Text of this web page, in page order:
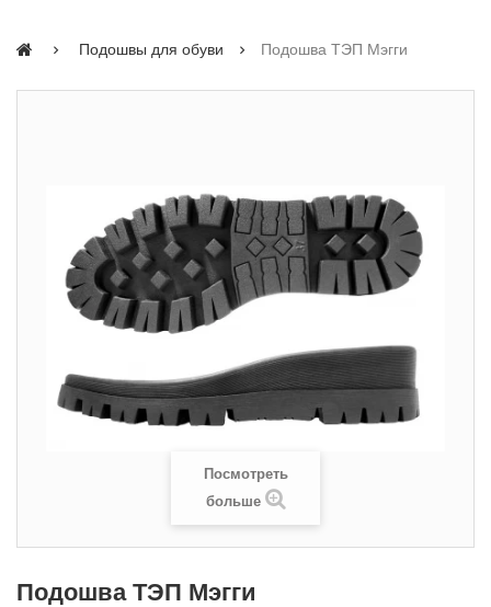
Подошвы для обуви Подошва ТЭП Мэгги
Посмотреть
больше
Подошва ТЭП Мэгги